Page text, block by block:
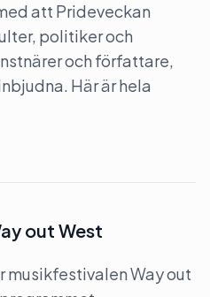
att Prideveckan
politiker och
och författare,
Här är hela
out West
musikfestivalen Way out